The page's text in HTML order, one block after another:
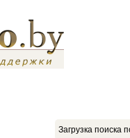
Загрузка поиска